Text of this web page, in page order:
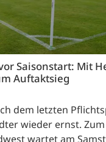
Saisonstart: Mit
Auftaktsieg
dem letzten
wieder ernst.
wartet am